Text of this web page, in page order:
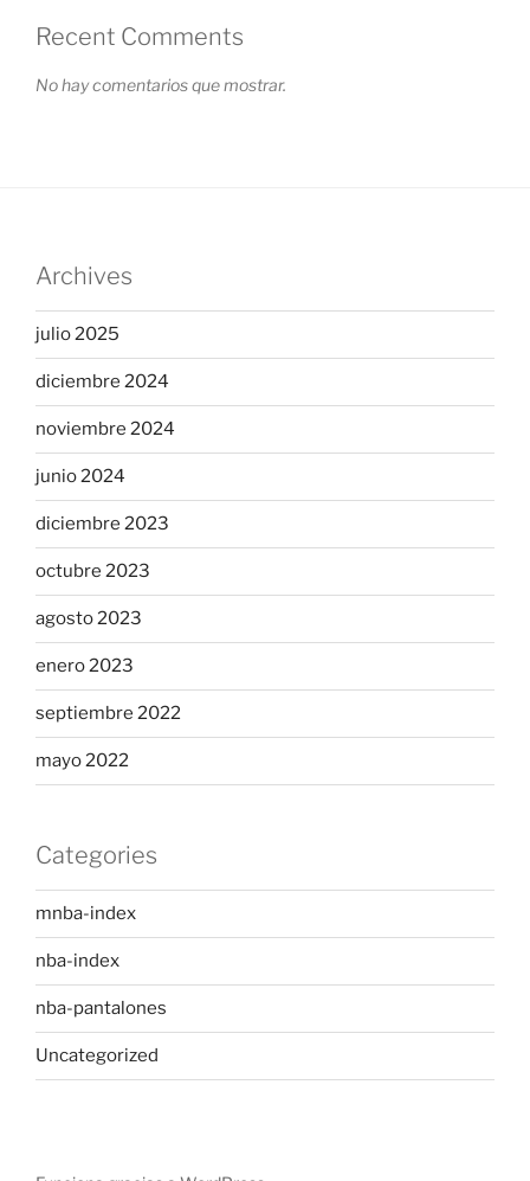
Recent Comments
No hay comentarios que mostrar.
Archives
julio 2025
diciembre 2024
noviembre 2024
junio 2024
diciembre 2023
octubre 2023
agosto 2023
enero 2023
septiembre 2022
mayo 2022
Categories
mnba-index
nba-index
nba-pantalones
Uncategorized